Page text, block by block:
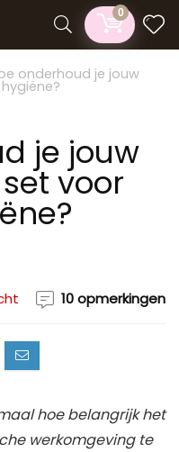
0
onderhoud je jouw
je jouw
voor
10 opmerkingen
hoe belangrijk het
werkomgeving te